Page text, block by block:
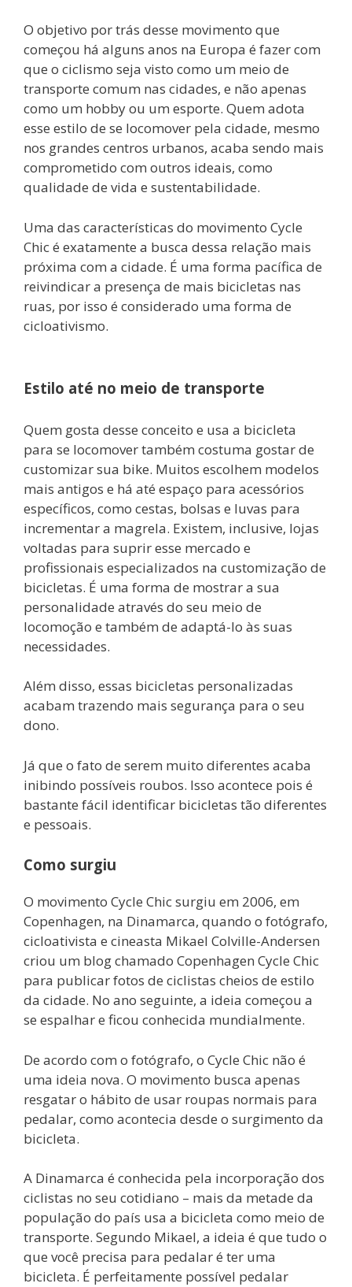
O objetivo por trás desse movimento que
começou há alguns anos na Europa é fazer com
que o ciclismo seja visto como um meio de
transporte comum nas cidades, e não apenas
como um hobby ou um esporte. Quem adota
esse estilo de se locomover pela cidade, mesmo
nos grandes centros urbanos, acaba sendo mais
comprometido com outros ideais, como
qualidade de vida e sustentabilidade.
Uma das características do movimento Cycle
Chic é exatamente a busca dessa relação mais
próxima com a cidade. É uma forma pacífica de
reivindicar a presença de mais bicicletas nas
ruas, por isso é considerado uma forma de
cicloativismo.
Estilo até no meio de transporte
Quem gosta desse conceito e usa a bicicleta
para se locomover também costuma gostar de
customizar sua bike. Muitos escolhem modelos
mais antigos e há até espaço para acessórios
específicos, como cestas, bolsas e luvas para
incrementar a magrela. Existem, inclusive, lojas
voltadas para suprir esse mercado e
profissionais especializados na customização de
bicicletas. É uma forma de mostrar a sua
personalidade através do seu meio de
locomoção e também de adaptá-lo às suas
necessidades.
Além disso, essas bicicletas personalizadas
acabam trazendo mais segurança para o seu
dono.
Já que o fato de serem muito diferentes acaba
inibindo possíveis roubos. Isso acontece pois é
bastante fácil identificar bicicletas tão diferentes
e pessoais.
Como surgiu
O movimento Cycle Chic surgiu em 2006, em
Copenhagen, na Dinamarca, quando o fotógrafo,
cicloativista e cineasta Mikael Colville-Andersen
criou um blog chamado Copenhagen Cycle Chic
para publicar fotos de ciclistas cheios de estilo
da cidade. No ano seguinte, a ideia começou a
se espalhar e ficou conhecida mundialmente.
De acordo com o fotógrafo, o Cycle Chic não é
uma ideia nova. O movimento busca apenas
resgatar o hábito de usar roupas normais para
pedalar, como acontecia desde o surgimento da
bicicleta.
A Dinamarca é conhecida pela incorporação dos
ciclistas no seu cotidiano – mais da metade da
população do país usa a bicicleta como meio de
transporte. Segundo Mikael, a ideia é que tudo o
que você precisa para pedalar é ter uma
bicicleta. É perfeitamente possível pedalar